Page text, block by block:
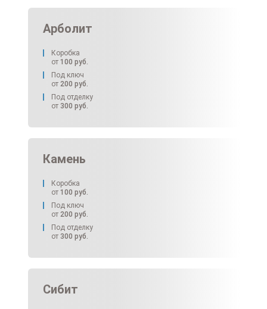
Арболит
Коробка
от 100 руб.
Под ключ
от 200 руб.
Под отделку
от 300 руб.
Камень
Коробка
от 100 руб.
Под ключ
от 200 руб.
Под отделку
от 300 руб.
Сибит